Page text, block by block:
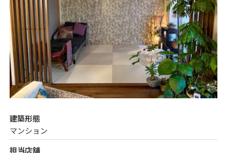
建築形態
マンション
担当店舗